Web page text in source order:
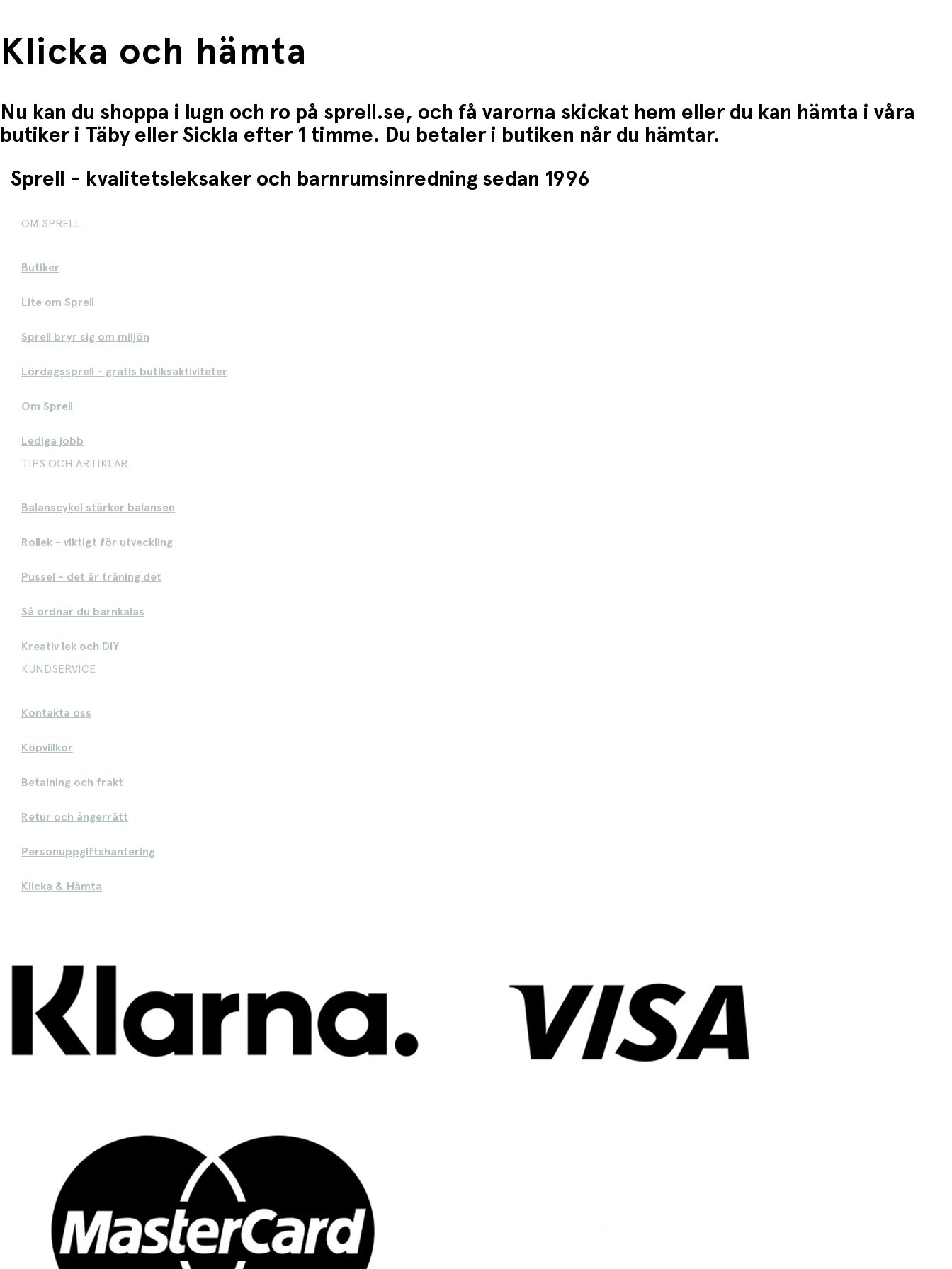
Klicka och hämta
Nu kan du shoppa i lugn och ro på sprell.se, och få varorna skickat hem eller du kan hämta i våra
butiker i Täby eller Sickla efter 1 timme. Du betaler i butiken når du hämtar.
Sprell - kvalitetsleksaker och barnrumsinredning sedan 1996
OM SPRELL
Butiker
Lite om Sprell
Sprell bryr sig om miljön
Lördagssprell - gratis butiksaktiviteter
Om Sprell
Lediga jobb
TIPS OCH ARTIKLAR
Balanscykel stärker balansen
Rollek - viktigt för utveckling
Pussel - det är träning det
Så ordnar du barnkalas
Kreativ lek och DIY
KUNDSERVICE
Kontakta oss
Köpvillkor
Betalning och frakt
Retur och ångerrätt
Personuppgiftshantering
Klicka & Hämta